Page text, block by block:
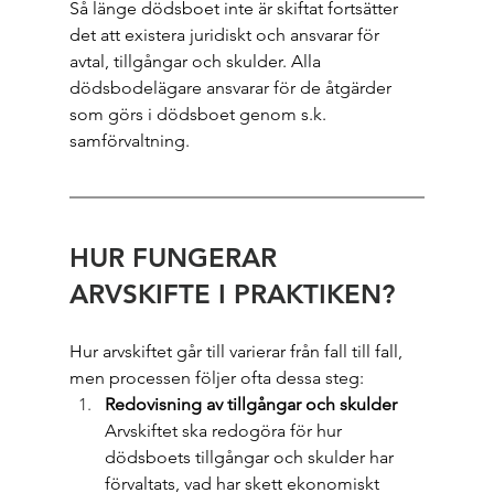
Så länge dödsboet inte är skiftat fortsätter
det att existera juridiskt och ansvarar för
avtal, tillgångar och skulder. Alla
dödsbodelägare ansvarar för de åtgärder
som görs i dödsboet genom s.k.
samförvaltning.
HUR FUNGERAR
ARVSKIFTE I PRAKTIKEN?
Hur arvskiftet går till varierar från fall till fall,
men processen följer ofta dessa steg:
Redovisning av tillgångar och skulder
Arvskiftet ska redogöra för hur
dödsboets tillgångar och skulder har
förvaltats, vad har skett ekonomiskt